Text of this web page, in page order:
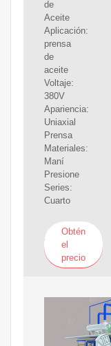
de
Aceite
Aplicación:
prensa
de
aceite
Voltaje:
380V
Apariencia:
Uniaxial
Prensa
Materiales:
Maní
Presione
Series:
Cuarto
Obtén
el
precio